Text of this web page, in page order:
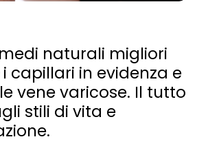
naturali migliori
capillari in evidenza e
vene varicose. Il tutto
stili di vita e